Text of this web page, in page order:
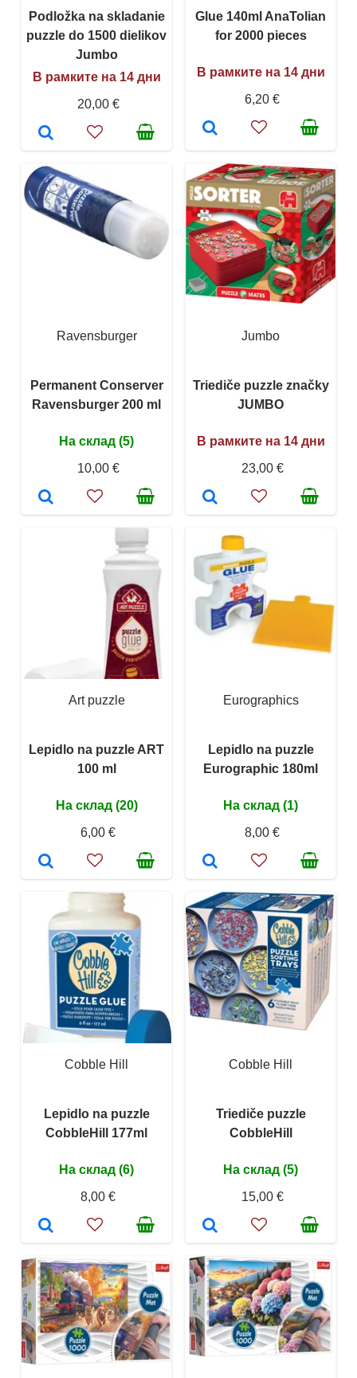
Podložka na skladanie
puzzle do 1500 dielikov
Jumbo
В рамките на 14 дни
20,00 €
Glue 140ml AnaTolian
for 2000 pieces
В рамките на 14 дни
6,20 €
Ravensburger
Permanent Conserver
Ravensburger 200 ml
На склад (5)
10,00 €
Jumbo
Triediče puzzle značky
JUMBO
В рамките на 14 дни
23,00 €
Art puzzle
Lepidlo na puzzle ART
100 ml
На склад (20)
6,00 €
Eurographics
Lepidlo na puzzle
Eurographic 180ml
На склад (1)
8,00 €
Cobble Hill
Lepidlo na puzzle
CobbleHill 177ml
На склад (6)
8,00 €
Cobble Hill
Triediče puzzle
CobbleHill
На склад (5)
15,00 €